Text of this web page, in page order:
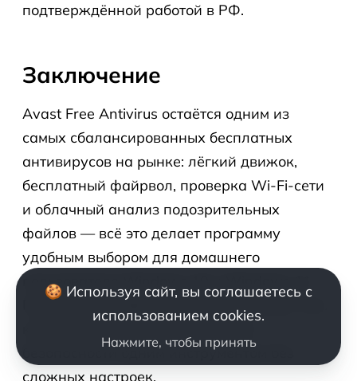
подтверждённой работой в РФ.
Заключение
Avast Free Antivirus остаётся одним из
самых сбалансированных бесплатных
антивирусов на рынке: лёгкий движок,
бесплатный файрвол, проверка Wi-Fi-сети
и облачный анализ подозрительных
файлов — всё это делает программу
удобным выбором для домашнего
пользователя Windows 10 и Windows 11.
Программа особенно хорошо подходит тем,
безопасности одним инструментом без
сложных настроек.
🍪 Используя сайт, вы соглашаетесь с
использованием cookies.
Нажмите, чтобы принять